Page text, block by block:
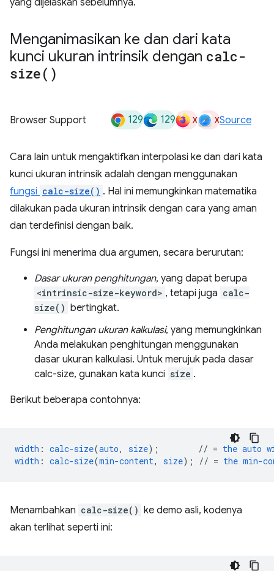
Menganimasikan ke dan dari kata
kunci ukuran intrinsik dengan calc-
size( )
Browser Support 129 129 x xSource
Cara lain untuk mengaktifkan interpolasi ke dan dari kata
kunci ukuran intrinsik adalah dengan menggunakan
fungsi calc-size() . Hal ini memungkinkan matematika
dilakukan pada ukuran intrinsik dengan cara yang aman
dan terdefinisi dengan baik.
Fungsi ini menerima dua argumen, secara berurutan:
Dasar ukuran penghitungan, yang dapat berupa
<intrinsic-size-keyword> , tetapi juga calc-
size() bertingkat.
Penghitungan ukuran kalkulasi, yang memungkinkan
Anda melakukan penghitungan menggunakan
dasar ukuran kalkulasi. Untuk merujuk pada dasar
calc-size, gunakan kata kunci size .
Berikut beberapa contohnya:
width : calc-size(auto, size); // = the auto
width : calc-size(min-content, size); // = the min-
Menambahkan calc-size() ke demo asli, kodenya
akan terlihat seperti ini: